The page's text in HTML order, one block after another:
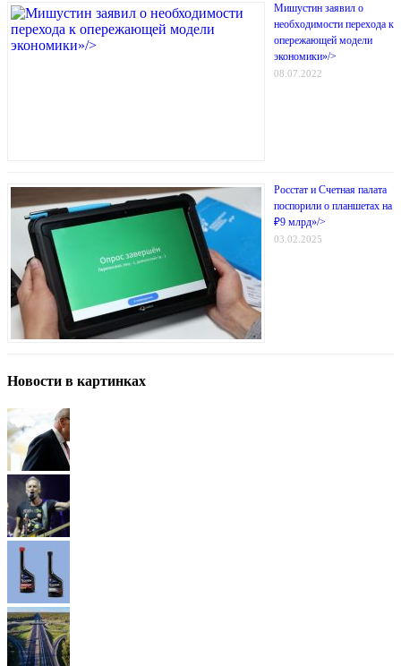
Мишустин заявил о
необходимости перехода к
опережающей модели
экономики»/>
08.07.2022
Росстат и Счетная палата
поспорили о планшетах на
₽9 млрд»/>
03.02.2025
Новости в картинках